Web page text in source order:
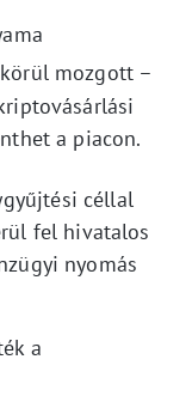
mozgott –
a piacon.
céllal
fel hivatalos
nyomás
a